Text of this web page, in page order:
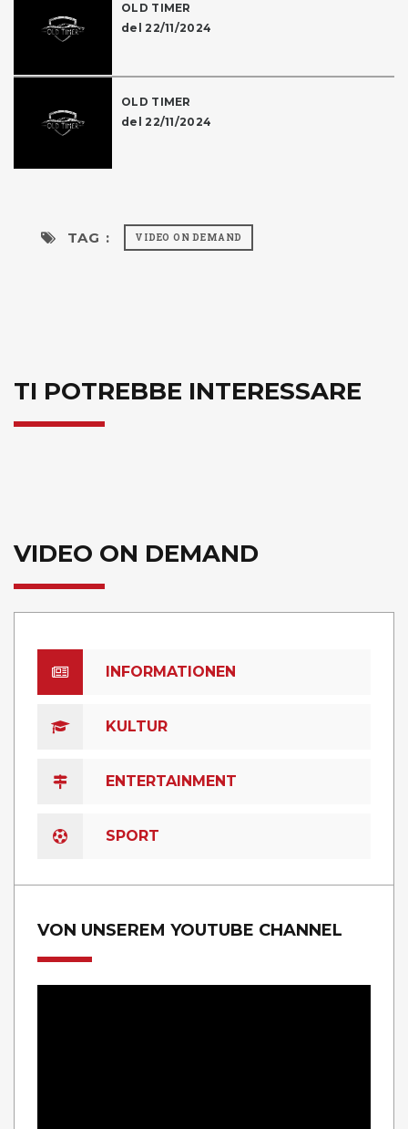
OLD TIMER
del 22/11/2024
OLD TIMER
del 22/11/2024
TAG : VIDEO ON DEMAND
TI POTREBBE INTERESSARE
VIDEO ON DEMAND
INFORMATIONEN
KULTUR
ENTERTAINMENT
SPORT
VON UNSEREM YOUTUBE CHANNEL